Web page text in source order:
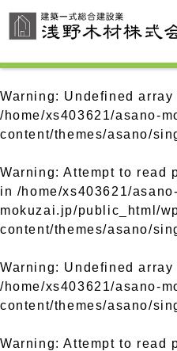
Warning: Undefined array
/home/xs403621/asano-
content/themes/asano/
Warning: Attempt to read
in /home/xs403621/asano-
mokuzai.jp/public_html/
content/themes/asano/
Warning: Undefined array
/home/xs403621/asano-
content/themes/asano/
Warning: Attempt to read